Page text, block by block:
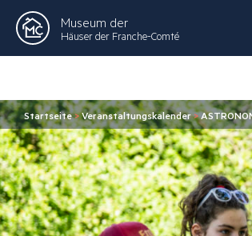
Museum der
Häuser der Franche-Comté
Startseite>Veranstaltungskalender>